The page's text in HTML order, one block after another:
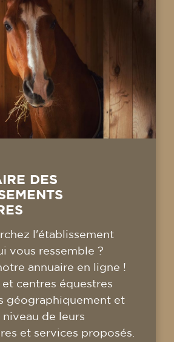
DES
l'établissement
vous ressemble ?
annuaire en ligne !
et centres équestres
géographiquement et
de leurs
et services proposés.